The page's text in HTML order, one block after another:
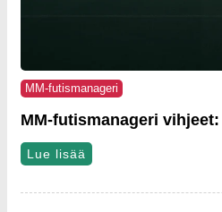
MM-futismanageri
MM-futismanageri
Lue lisää